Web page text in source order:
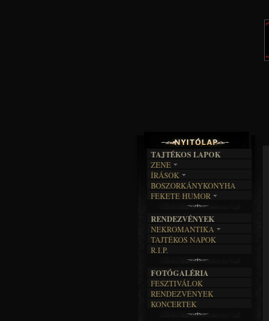
TAJTÉKOS LAPOK
ZENE
EGYÜTTESEK
INTERJÚK
FORDÍTÁSOK
DALSZÖVEGEK
ÍRÁSOK
IRODALOM
FILM
MŰVÉSZET
ÍRÁSTÖRTÉNET
BOSZORKÁNYKONYHA
FEKETE HUMOR
SZÖVEGES
RENDEZVÉNYEK
NEKROMANTIKA
AKTUÁLIS
A MÚLT
TAJTÉKOS NAPOK
R.I.P.
FOTÓGALÉRIA
FESZTIVÁLOK
RENDEZVÉNYEK
KONCERTEK